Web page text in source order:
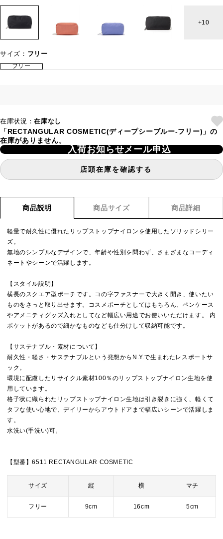
10
サイズ： フリー
フリー
在庫状況：在庫なし
「RECTANGULAR COSMETIC(ディープシーブルー-フリー)」の
在庫がありません。
入荷お知らせメール申込
店頭在庫を確認する
商品説明 商品サイズ 商品詳細
軽量で耐久性に優れたリップストップナイロンを使用したソリッドシリー
ズ。
無地のシンプルなデザインで、年齢や性別を問わず、さまざまなコーディ
ネートやシーンで活躍します。
【スタイル説明】
横長のスクエア型ポーチです。コの字ファスナーで大きく開き、使いたい
ものをさっと取り出せます。コスメポーチとしてはもちろん、ペンケース
やアメニティグッズ入れとしてなど幅広い用途でお使いいただけます。 内
ポケットがあるので細かなものなども仕分けして収納可能です。
【サステナブル・素材について】
耐久性・軽さ・サステナブルという発想からN.Y.で生まれたレスポートサ
ック。
環境に配慮したリサイクル素材100％のリップストップナイロン生地を使
用しています。
格子状に織られたリップストップナイロン生地は引き裂きに強く、軽くて
タフな使い心地で、デイリーからアウトドアまで幅広いシーンで活躍しま
す。
水洗い(手洗い)可。
【型番】6511 RECTANGULAR COSMETIC
サイズ 縦 横 マチ
フリー 9cm 16cm 5cm